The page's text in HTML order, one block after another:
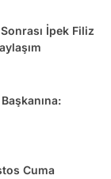
İpek Filiz
Cuma